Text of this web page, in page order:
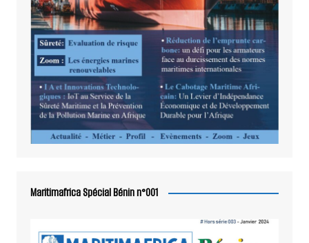
Maritimafrica Spécial Bénin n°001